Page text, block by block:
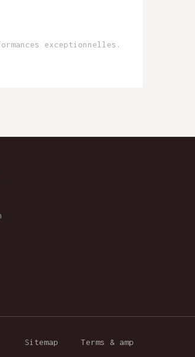
exceptionnelles.
Sitemap Terms & amp